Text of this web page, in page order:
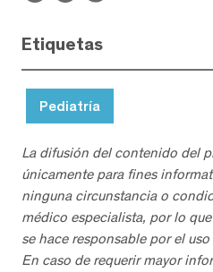
Etiquetas
Pediatría
La difusión del contenido del
únicamente para fines
ninguna circunstancia o
médico especialista, por lo
se hace responsable por el
En caso de requerir mayor